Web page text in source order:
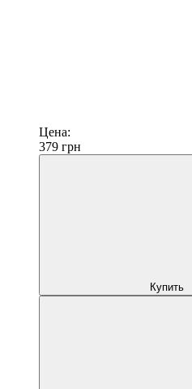
Цена:
379 грн
Купить